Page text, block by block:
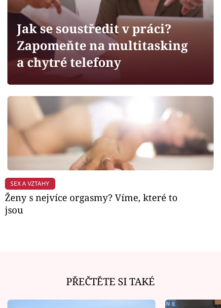
Sledujte prima+
Filmový festival Karlovy Vary
Mámy sobě
Přihlášení
Sledujte nás
Jak se soustředit v práci?
Zapomeňte na multitasking
a chytré telefony
SEX A VZTAHY
Ženy s nejvíce orgasmy? Víme, které to
jsou
PŘEČTĚTE SI TAKÉ